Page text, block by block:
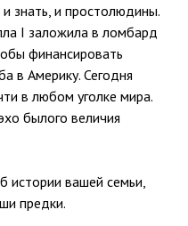
знать, и простолюдины.
I заложила в ломбард
финансировать
в Америку. Сегодня
в любом уголке мира.
былого величия
истории вашей семьи,
предки.